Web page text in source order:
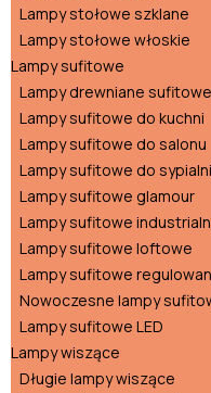
Lampy stołowe szklane
Lampy stołowe włoskie
Lampy sufitowe
Lampy drewniane sufitowe
Lampy sufitowe do kuchni
Lampy sufitowe do salonu
Lampy sufitowe do sypialni
Lampy sufitowe glamour
Lampy sufitowe
Lampy sufitowe loftowe
Lampy sufitowe
Nowoczesne lampy
Lampy sufitowe LED
Lampy wiszące
Długie lampy wiszące